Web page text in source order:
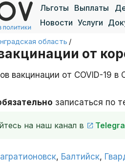
Льготы Выплаты
Новости Услуги
область /
от
вакцинации от COVID-19
записаться по
на наш канал в
, Балтийск,